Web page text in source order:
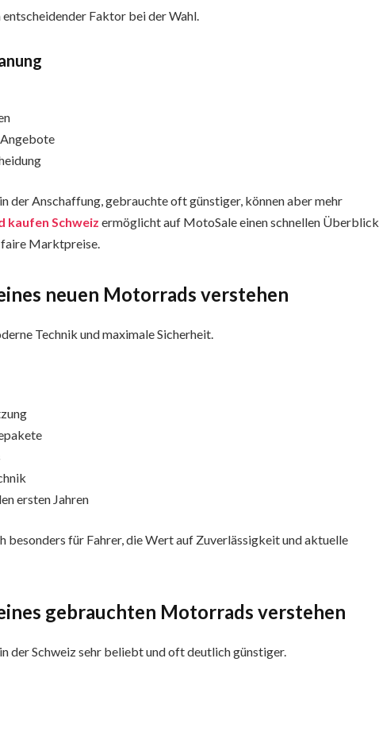
Faktor bei der Wahl.
der Anschaffung, gebrauchte oft günstiger, können aber mehr
kaufen Schweiz ermöglicht auf MotoSale einen schnellen Überblick
Marktpreise.
neuen Motorrads verstehen
Technik und maximale Sicherheit.
ersten Jahren
besonders für Fahrer, die Wert auf Zuverlässigkeit und aktuelle
gebrauchten Motorrads verstehen
der Schweiz sehr beliebt und oft deutlich günstiger.